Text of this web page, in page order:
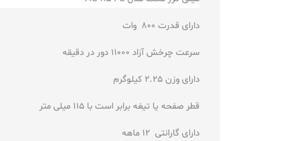
دارای قدرت 800 وات
سرعت چرخش آزاد 11000 دور در دقیقه
دارای وزن 2.25 کیلوگرم
قطر صفحه یا تیغه برابر است با 115 میلی متر
دارای گارانتی 12 ماهه